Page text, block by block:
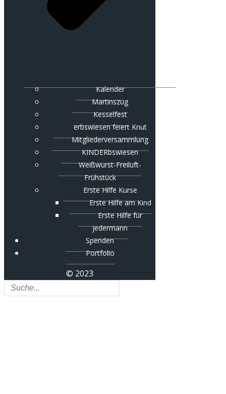
Kalender
Martinszug
Kesselfest
erbswiesen feiert Knut
Mitgliederversammlung
KINDERbswiesen
Weißwurst-Freiluft-
Frühstück
Erste Hilfe Kurse
Erste Hilfe am Kind
Erste Hilfe für
jedermann
Spenden
Portfolio
© 2023